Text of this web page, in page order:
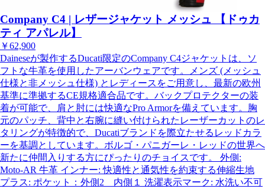
Company C4 | レザージャケット メッシュ 【ドゥカ
ティ アパレル】
￥62,900
Daineseが製作するDucati限定のCompany C4ジャケットは、ソ
フトな牛革を使用したアーバンウェアです。メンズ (メッシュ
仕様と非メッシュ仕様) とレディースをご用意し、最新の欧州
基準に準拠するCE規格適合品です。バックプロテクターの装
着が可能で、肩と肘には快適なPro Armorを備えています。胸
元のパッチ、背中と右腕に縫い付けられたレーザーカットのレ
タリングが特徴的で、Ducatiブランドを際立たせるレッドカラ
ーを基調としています。ボルゴ・パニガーレ・レッドの世界へ
新たに仲間入りする方にぴったりのチョイスです。 外側:
Moto-AR 牛革 インナー: 快適性と通気性を約束する伸縮生地
プラス: ポケット：外側2 内側１ 洗濯表示マーク: 水洗い不可